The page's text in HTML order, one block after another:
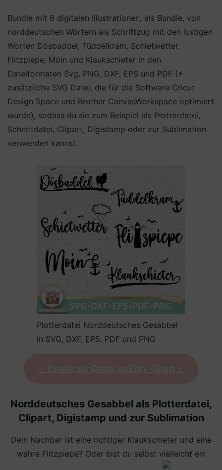
Bundle mit 6 digitalen Illustrationen, als Bundle, von
norddeutschen Wörtern als Schriftzug mit den lustigen
Worten Dösbaddel, Tüddelkram, Schietwetter,
Flitzpiepe, Moin und Klaukschieter in den
Dateiformaten Svg, PNG, DXF, EPS und PDF (+
zusätzliche SVG Datei, die für die Software Cricut
Design Space und Brother CanvasWorkspace optimiert
wurde), sodass du sie zum Beispiel als Plotterdatei,
Schnittdatei, Clipart, Digistamp oder zur Sublimation
verwenden kannst.
Plotterdatei Norddeutsches Gesabbel
in SVG, DXF, EPS, PDF und PNG
Norddeutsches Gesabbel als Plotterdatei,
Clipart, Digistamp und zur Sublimation
Dein Nachbar ist eine richtiger Klaukschieter und eine
wahre Flitzpiepe? Oder bist du selbst vielleicht ein